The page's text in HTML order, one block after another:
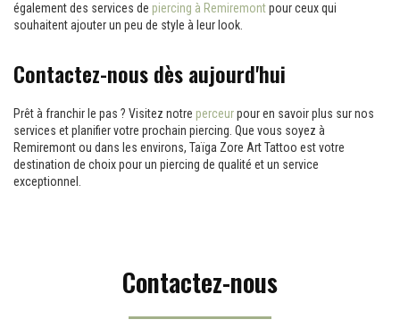
également des services de piercing à Remiremontpour ceux qui
souhaitent ajouter un peu de style à leur look.
Contactez-nous dès aujourd'hui
Prêt à franchir le pas ? Visitez notre perceurpour en savoir plus sur nos
services et planifier votre prochain piercing. Que vous soyez à
Remiremont ou dans les environs, Taïga Zore Art Tattoo est votre
destination de choix pour un piercing de qualité et un service
exceptionnel.
Contactez-nous